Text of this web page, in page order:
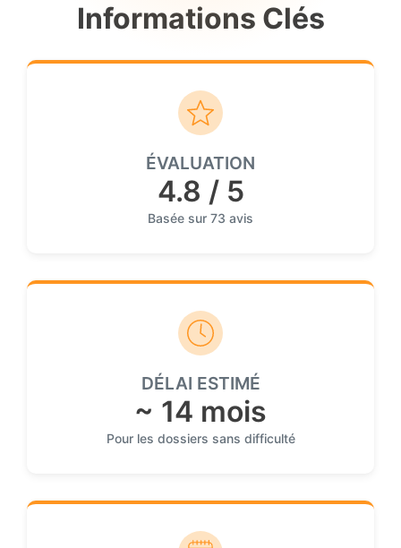
Informations Clés
ÉVALUATION
4.8 / 5
Basée sur 73 avis
DÉLAI ESTIMÉ
~ 14 mois
Pour les dossiers sans difficulté